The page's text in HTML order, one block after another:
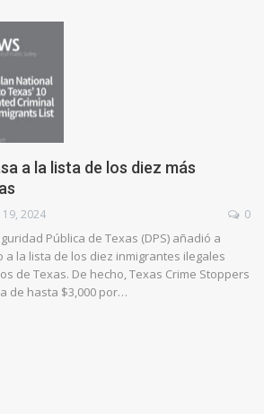
a la lista de los diez más
19, 2024 0
Pública de Texas (DPS) añadió a
a la lista de los diez inmigrantes ilegales
de Texas. De hecho, Texas Crime Stoppers
de hasta $3,000 por…